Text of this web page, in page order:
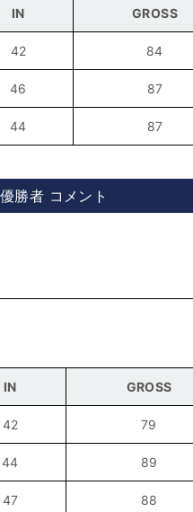
IN GROSS
42 84
46 87
44 87
勝者 コメント
IN GROSS
42 79
44 89
47 88